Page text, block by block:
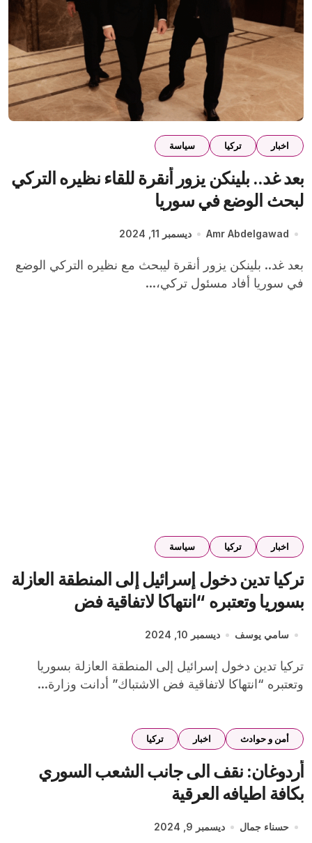
اخبار تركيا سياسة
بعد غد.. بلينكن يزور أنقرة للقاء نظيره التركي
لبحث الوضع في سوريا
Amr Abdelgawad ديسمبر 11, 2024
بعد غد.. بلينكن يزور أنقرة ليبحث مع نظيره التركي الوضع
في سوريا أفاد مسئول تركي،...
اخبار تركيا سياسة
تركيا تدين دخول إسرائيل إلى المنطقة العازلة
بسوريا وتعتبره “انتهاكا لاتفاقية فض
سامي يوسف ديسمبر 10, 2024
تركيا تدين دخول إسرائيل إلى المنطقة العازلة بسوريا
وتعتبره “انتهاكا لاتفاقية فض الاشتباك” أدانت وزارة...
أمن و حوادث اخبار تركيا
أردوغان: نقف الى جانب الشعب السوري
بكافة اطيافه العرقية
حسناء جمال ديسمبر 9, 2024